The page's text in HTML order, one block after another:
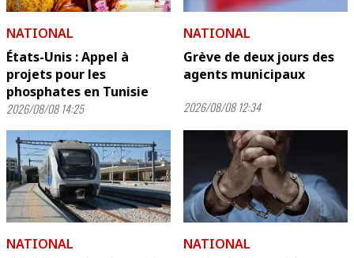
NATIONAL
États-Unis : Appel à
projets pour les
phosphates en Tunisie
2026/08/08 14:25
NATIONAL
Grève de deux jours des
agents municipaux
2026/08/08 12:34
NATIONAL
NATIONAL